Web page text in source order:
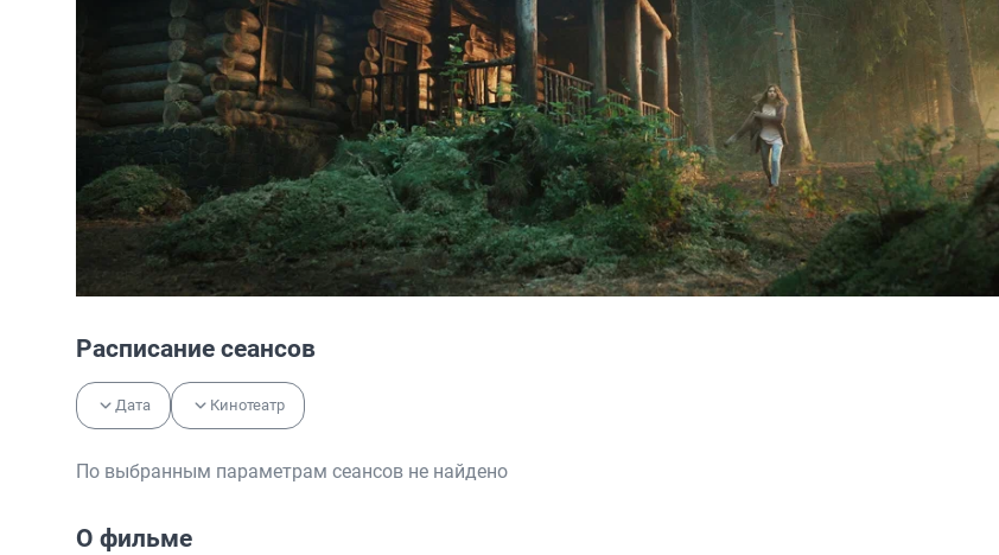
Расписание сеансов
Дата Кинотеатр
По выбранным параметрам сеансов не найдено
О фильме